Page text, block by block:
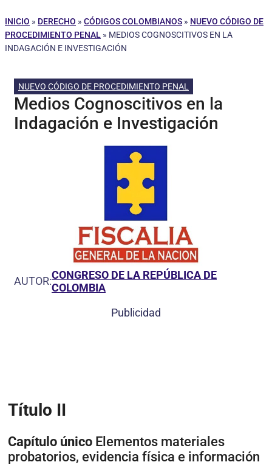
INICIO » DERECHO » CÓDIGOS COLOMBIANOS » NUEVO CÓDIGO DE
PROCEDIMIENTO PENAL » MEDIOS COGNOSCITIVOS EN LA
INDAGACIÓN E INVESTIGACIÓN
NUEVO CÓDIGO DE PROCEDIMIENTO PENAL
Medios Cognoscitivos en la
Indagación e Investigación
AUTOR:CONGRESO DE LA REPÚBLICA DE
COLOMBIA
Publicidad
Título II
Capítulo único Elementos materiales
probatorios, evidencia física e información